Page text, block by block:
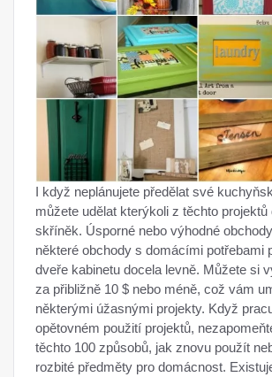
I když neplánujete předělat své
můžete udělat kterýkoli z těchto
skříněk. Úsporné nebo výhodné
některé obchody s domácími potřebami
dveře kabinetu docela levně. Můžete si
za přibližně 10 $ nebo méně, což vám
některými úžasnými projekty. Když
opětovném použití projektů,
těchto 100 způsobů, jak znovu použít
rozbité předměty pro domácnost.